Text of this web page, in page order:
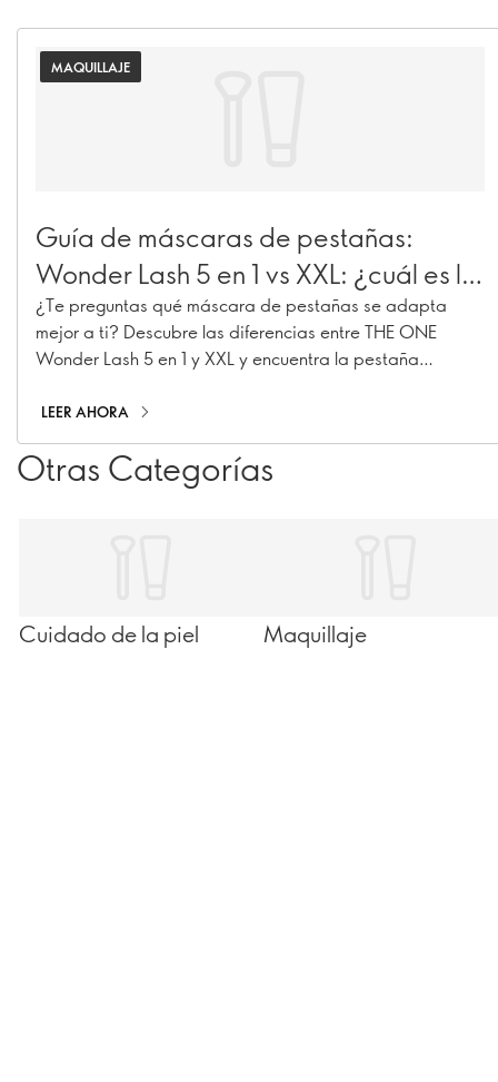
MAQUILLAJE
Guía de máscaras de pestañas:
Wonder Lash 5 en 1 vs XXL: ¿cuál es la
más adecuada para ti?
¿Te preguntas qué máscara de pestañas se adapta
mejor a ti? Descubre las diferencias entre THE ONE
Wonder Lash 5 en 1 y XXL y encuentra la pestaña
LEER AHORA
Otras Categorías
Cuidado de la piel Maquillaje